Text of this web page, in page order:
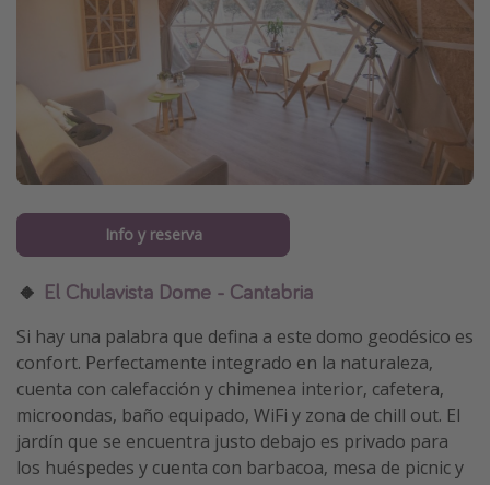
Info y reserva
🔸 El Chulavista Dome - Cantabria
Si hay una palabra que defina a este domo geodésico es
confort. Perfectamente integrado en la naturaleza,
cuenta con calefacción y chimenea interior, cafetera,
microondas, baño equipado, WiFi y zona de chill out. El
jardín que se encuentra justo debajo es privado para
los huéspedes y cuenta con barbacoa, mesa de picnic y